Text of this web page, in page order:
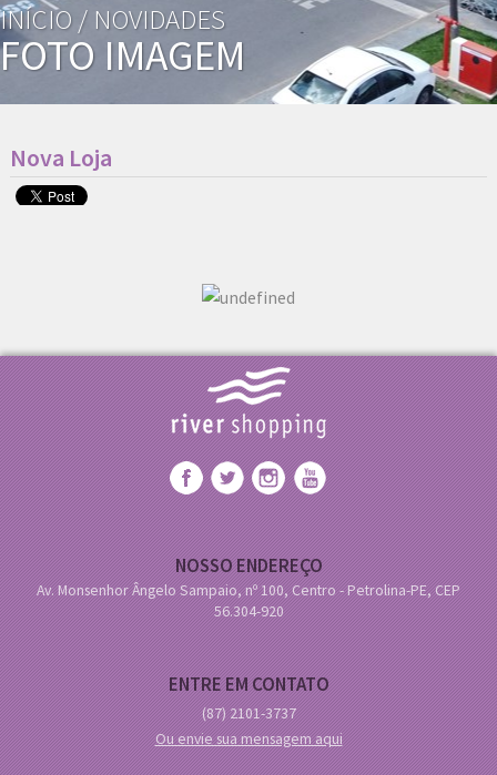
INÍCIO / NOVIDADES
FOTO IMAGEM
Nova Loja
NOSSO ENDEREÇO
Av. Monsenhor Ângelo Sampaio, nº 100, Centro - Petrolina-PE, CEP
56.304-920
ENTRE EM CONTATO
(87)2101-3737
Ou envie sua mensagem aqui